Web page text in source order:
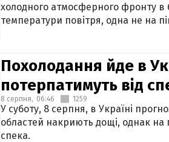
холодного атмосферного фронту в
температури повітря, одна не на
Похолодання йде в
потерпатимуть від
8 серпня, 06:46 1259
У суботу, 8 серпня, в Україні
областей накриють дощі, однак на
спека.